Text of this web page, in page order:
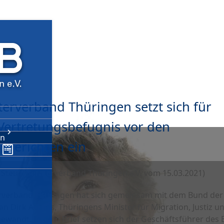
Thüringen setzt sich für
vor den
ein
Steu­er­be­ra­ter­ver­band Thü­rin­gen e.V. vom 15.03.2021)
Thü­rin­gen hat sich gemein­sam mit dem Bund
an Dirk Adams, Thü­rin­gens Minis­ter für Migra­tion, Jus­tiz
In dem Brief set­zen sich der Geschäfts­füh­rer des